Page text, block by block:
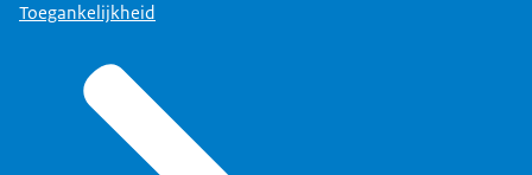
Toegankelijkheid